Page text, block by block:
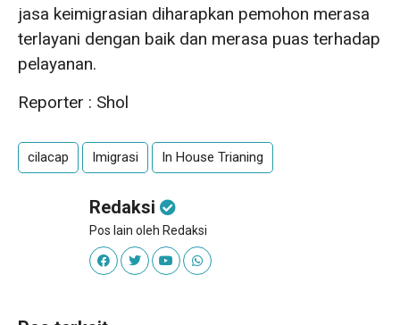
jasa keimigrasian diharapkan pemohon merasa
terlayani dengan baik dan merasa puas terhadap
pelayanan.
Reporter : Shol
cilacap Imigrasi In House Trianing
Redaksi
Pos lain oleh Redaksi